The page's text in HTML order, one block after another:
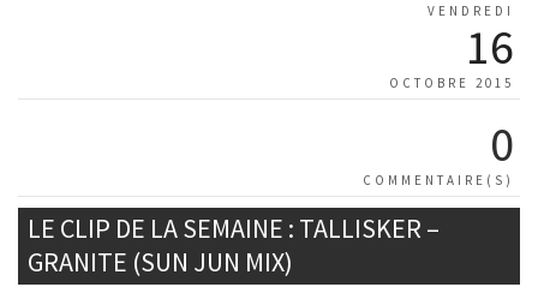
VENDREDI
16
OCTOBRE 2015
0
COMMENTAIRE(S)
LE CLIP DE LA SEMAINE : TALLISKER –
GRANITE (SUN JUN MIX)